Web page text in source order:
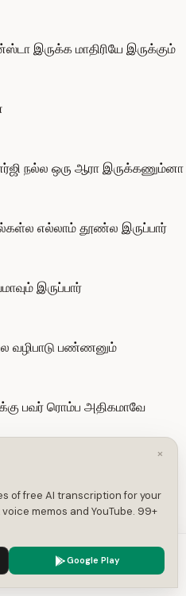
இருக்க மாதிரியே இருக்கும்
நல்ல ஒரு ஆரா இருக்கணும்னா
எல்லாம் தூண்ல இருப்பார்
இருப்பார்
வழிபாடு பண்ணனும்
பவர் ரொம்ப அதிகமாவே
ஒரு விளக்கு வச்சு
அப்படின்னா
என்ன தடைகளா இருந்தாலும்
நிறுத்தினாலும் சரபேஸ்வரர்
×
of free AI transcription for your
memos and YouTube. 99+
Google Play